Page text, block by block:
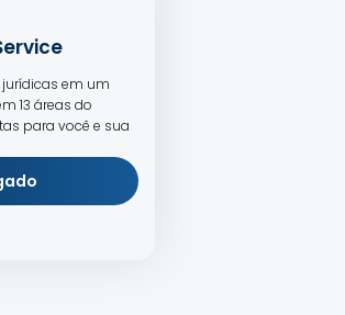
em um
13 áreas do
para você e sua